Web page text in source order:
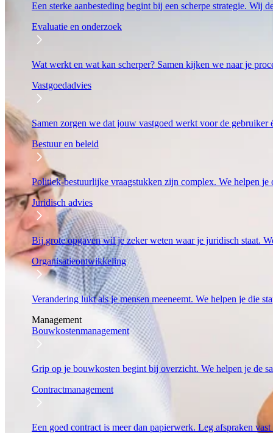
Een sterke aanbesteding begint bij een scherpe strategie. Wij
Evaluatie en onderzoek
Wat werkt en wat kan scherper? Samen kijken we naar je
Vastgoedadvies
Samen zorgen we dat jouw vastgoed werkt voor de gebruiker
Bestuur en beleid
Politiek-bestuurlijke vraagstukken zijn complex. We helpen
Juridisch advies
Bij grote opgaven wil je zeker weten waar je juridisch staat.
Organisatieontwikkeling
Verandering lukt als je mensen meeneemt. We helpen je die
Management
Bouwkostenmanagement
Grip op je bouwkosten begint bij overzicht. We helpen je de
Contractmanagement
Een goed contract is meer dan papierwerk. Leg afspraken